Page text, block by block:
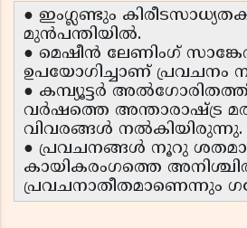
● ഇംഗ്ലണ്ടും
മുൻപന്തിയിൽ.
● മെഷീൻ ലേണിംഗ്
ഉപയോഗിച്ചാണ് പ്രവചനം
● കമ്പ്യൂട്ടർ
വർഷത്തെ അന്താരാഷ്ട്ര
വിവരങ്ങൾ നൽകിയിരുന്നു.
● പ്രവചനങ്ങൾ നൂറു
കായികരംഗത്തെ
പ്രവചനാതീതമാണെന്നും